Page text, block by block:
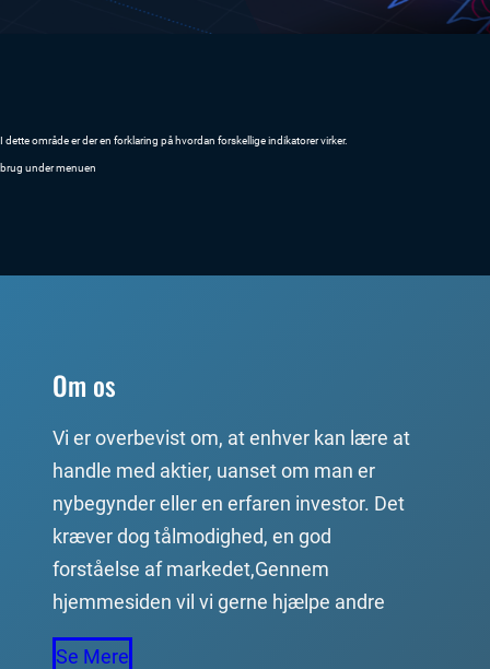
I dette område er der en forklaring på hvordan forskellige indikatorer virker.
brug under menuen
Om os
Vi er overbevist om, at enhver kan lære at
handle med aktier, uanset om man er
nybegynder eller en erfaren investor. Det
kræver dog tålmodighed, en god
forståelse af markedet,Gennem
hjemmesiden vil vi gerne hjælpe andre
Se Mere